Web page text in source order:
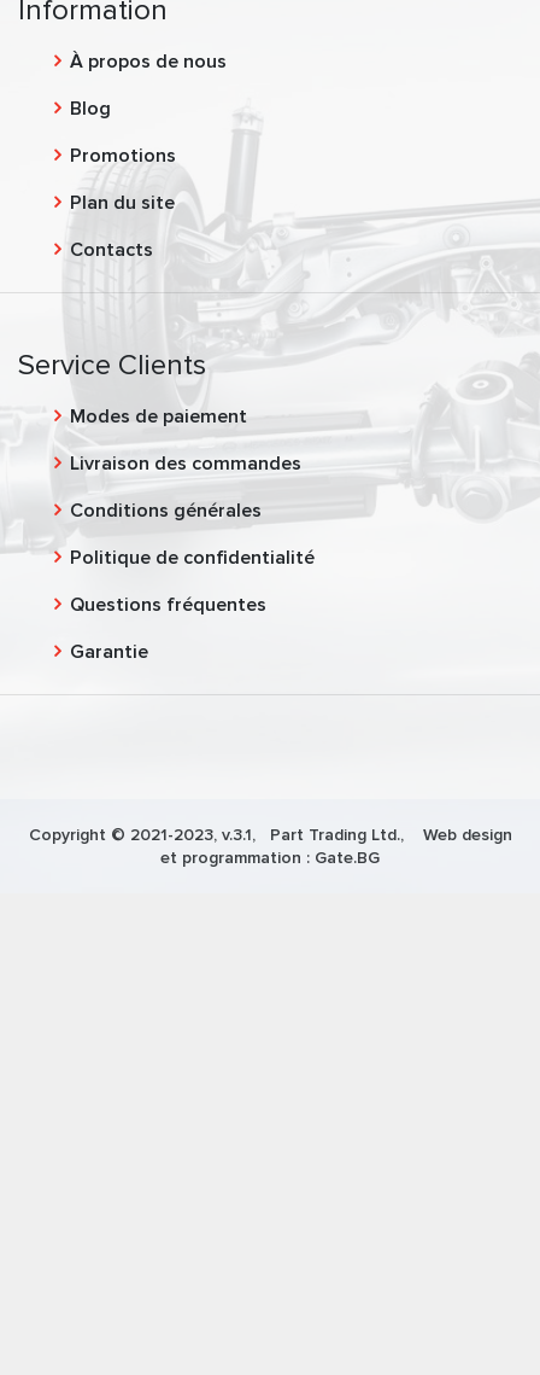
Information
À propos de nous
Blog
Promotions
Plan du site
Contacts
Service Clients
Modes de paiement
Livraison des commandes
Conditions générales
Politique de confidentialité
Questions fréquentes
Garantie
Copyright © 2021-2023, v.3.1, Part Trading Ltd., Web design
et programmation : Gate.BG